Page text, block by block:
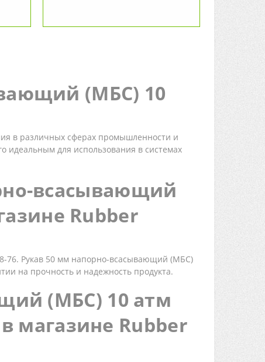
(МБС) 10
в различных сферах промышленности и
идеальным для использования в системах
всасывающий
Rubber
76. Рукав 50 мм напорно-всасывающий (МБС)
на прочность и надежность продукта.
(МБС) 10 атм
магазине Rubber